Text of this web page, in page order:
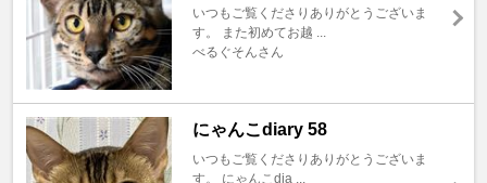
いつもご覧くださりありがとうございま
す。 また初めてお越 ...
べるぐそんさん
にゃんこdiary 58
いつもご覧くださりありがとうございま
す。 にゃんこdia ...